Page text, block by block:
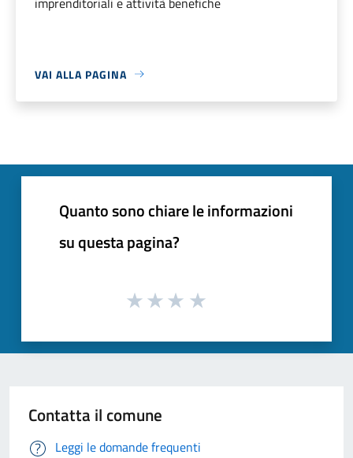
VAI ALLA PAGINA
Quanto sono chiare le informazioni
su questa pagina?
Contatta il comune
Leggi le domande frequenti